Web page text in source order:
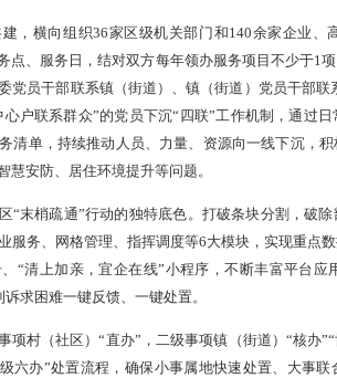
，横向组织36家区级机关部门和140余家企业、
点、服务日，结对双方每年领办服务项目不少于1
党员干部联系镇（街道）、镇（街道）党员干部联
户联系群众”的党员下沉“四联”工作机制，通过
清单，持续推动人员、力量、资源向一线下沉，积
慧安防、居住环境提升等问题。
“末梢疏通”行动的独特底色。打破条块分割，破
服务、网格管理、指挥调度等6大模块，实现重点
“清上加亲，宜企在线”小程序，不断丰富平台应
求困难一键反馈、一键处置。
项村（社区）“直办”，二级事项镇（街道）“核办
六办”处置流程，确保小事属地快速处置、大事